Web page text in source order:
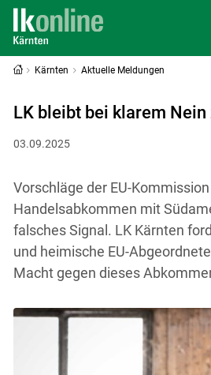
Kärnten Aktuelle Meldungen
LK bleibt bei klarem
03.09.2025
Vorschläge der EU-
Handelsabkommen mit
falsches Signal. LK Kärnten
und heimische EU-
Macht gegen dieses